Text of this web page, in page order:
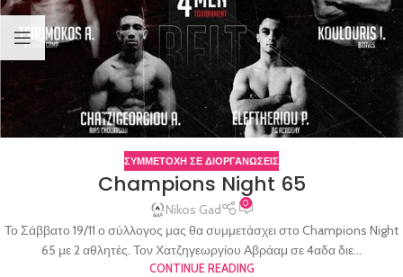
ΣΥΜΜΕΤΟΧΗ ΣΕ ΔΙΟΡΓΑΝΩΣΕΙΣ
Champions Night 65
Nikos Gad 0
Το Σάββατο 19/11 ο σύλλογος μας θα συμμετάσχει στο Champions Night
65 με 2 αθλητές. Τον Χατζηγεωργίου Αβράαμ σε 4αδα διε...
CONTINUE READING